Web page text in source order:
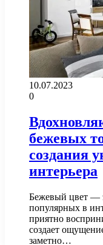
10.07.2023
0
бежевых
создания
интерьера
Бежевый цвет —
популярных в
приятно
создает
заметно…